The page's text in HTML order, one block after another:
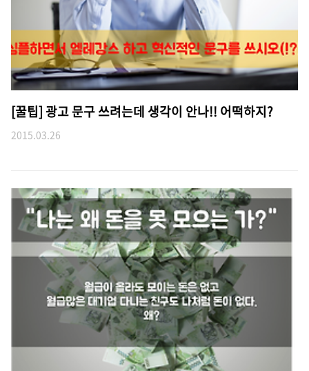
[꿀팁] 광고 문구 쓰려는데 생각이 안나!! 어떡하지?
2015.03.26